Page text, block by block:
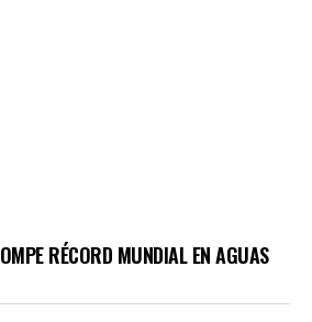
RÉCORD MUNDIAL EN AGUAS